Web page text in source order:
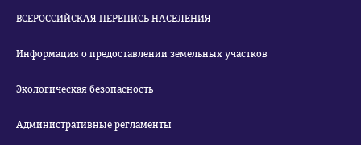
ВСЕРОССИЙСКАЯ ПЕРЕПИСЬ НАСЕЛЕНИЯ
Информация о предоставлении земельных участков
Экологическая безопасность
Административные регламенты